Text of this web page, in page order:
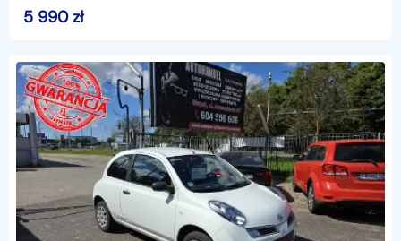
Opis:Elektryczne szyby przód, elektryczne luster
5 990zł